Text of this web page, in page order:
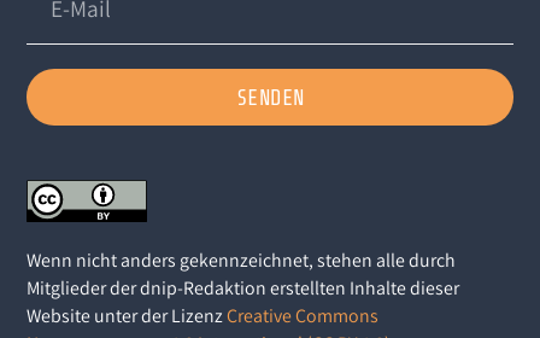
SENDEN
Wenn nicht anders gekennzeichnet, stehen alle durch
Mitglieder der dnip-Redaktion erstellten Inhalte dieser
Website unter der LizenzCreative Commons